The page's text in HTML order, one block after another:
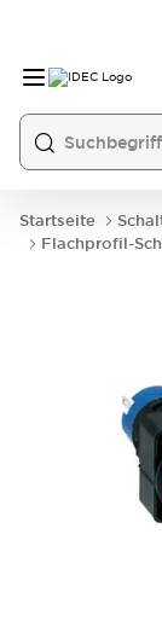
Startseite
Flachprofil-